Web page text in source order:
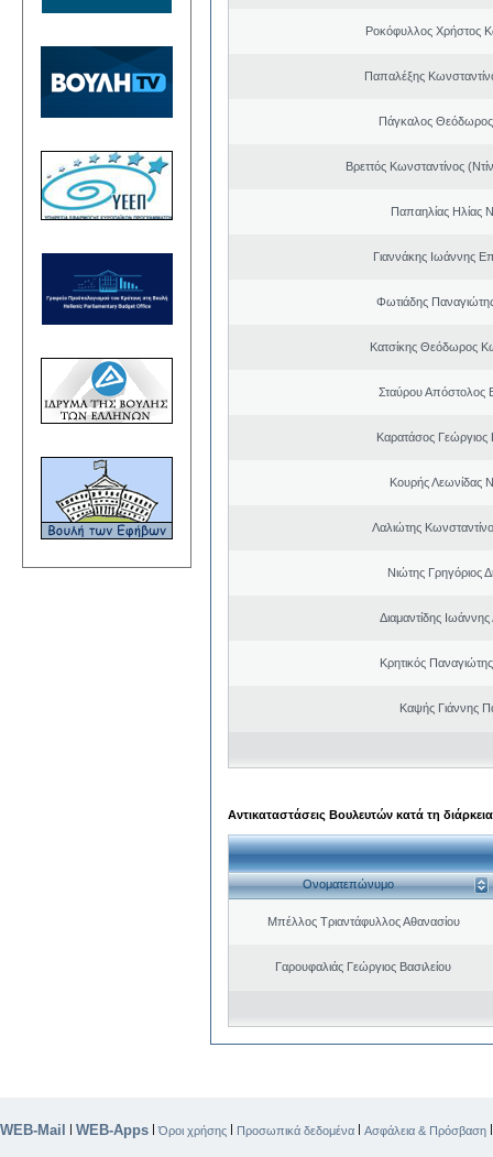
Ροκόφυλλος Χρήστος
Παπαλέξης
Πάγκαλος
Βρεττός Κωνσταντίνος
Παπαηλίας Ηλίας
Γιαννάκης Ιωάννης
Φωτιάδης
Κατσίκης Θεόδωρος
Σταύρου Απόστολος
Καρατάσος Γεώργιος
Κουρής Λεωνίδας
Λαλιώτης
Νιώτης Γρηγόριος
Διαμαντίδης Ιωάννης
Κρητικός
Καψής Γιάννης
Αντικαταστάσεις Βουλευτών κατά τη
Ονοματεπώνυμο
Μπέλλος Τριαντάφυλλος Αθανασίου
Γαρουφαλιάς Γεώργιος Βασιλείου
WEB-Mail | WEB-Apps |Όροι χρήσης | Προσωπικά δεδομένα | Ασφάλεια & Πρόσβαση